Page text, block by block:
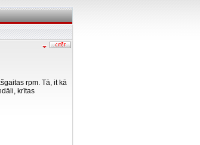
rpm. Tā, it kā
krītas